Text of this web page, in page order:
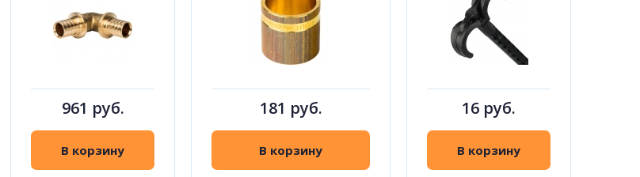
961 руб.
В корзину
181 руб.
В корзину
16 руб.
В корзину